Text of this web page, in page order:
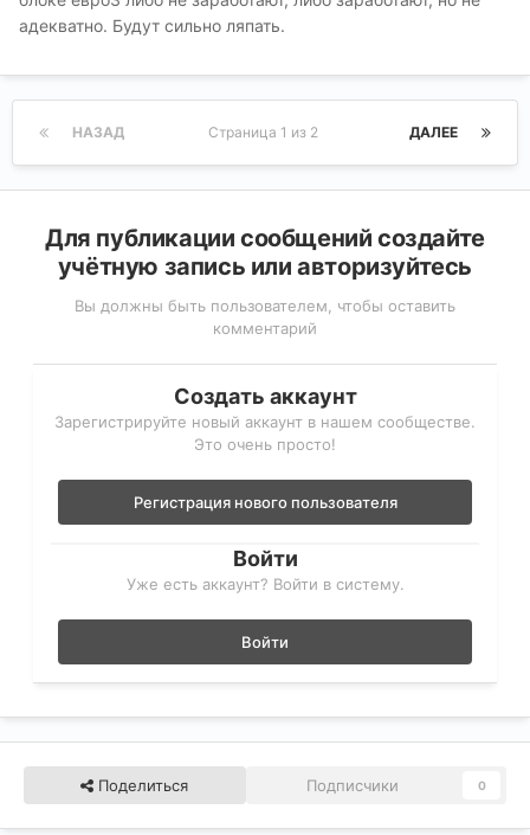
адекватно. Будут сильно ляпать.
НАЗАД ДАЛЕЕ
Страница 1 из 2
Для публикации сообщений создайте
учётную запись или авторизуйтесь
Вы должны быть пользователем, чтобы оставить
комментарий
Создать аккаунт
Зарегистрируйте новый аккаунт в нашем сообществе.
Это очень просто!
Регистрация нового пользователя
Войти
Уже есть аккаунт? Войти в систему.
Войти
Поделиться Подписчики 0